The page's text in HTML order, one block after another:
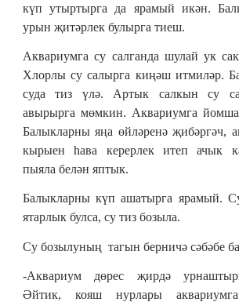
күп утыртырга да ярамый икән.
урын җитәрлек булырга тиеш.
Аквариумга су салганда шулай ук
Хлорлы су салырга киңәш итмиләр.
суда тиз үлә. Артык салкын су
авырырга мөмкин. Аквариумга
Балыкларны яңа өйләренә җибәргәч,
кырыен һава керерлек итеп ачык
пыяла белән яптык.
Балыкларны күп ашатырга ярамый.
ятарлык булса, су тиз бозыла.
Су бозылуның тагын берничә сәбәбе
-Аквариум дөрес җирдә
Әйтик, кояш нурлары